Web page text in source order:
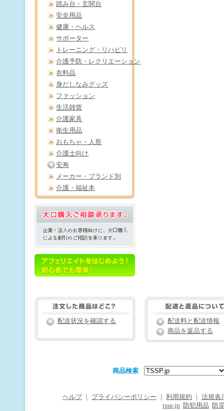
踏み台・玄関台
安全用品
健康・ヘルス
サポーター
トレーニング・リハビリ
介護予防・レクリエーション
衣料品
身だしなみグッズ
ファッション
生活雑貨
介護家具
衛生用品
おもちゃ・人形
介護士向け
安寿
メーカー・ブランド別
介護・福祉本
配送状況を確認する
配送料と配送情報
商品を返品する
商品検索
ヘルプ プライバシーポリシー 利用規約
法規表
tssp.jp
防犯用品 防